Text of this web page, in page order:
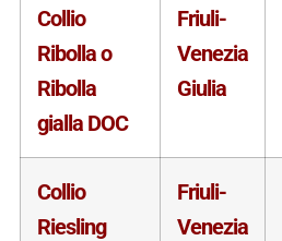
Collio
Ribolla o
Ribolla
gialla DOC
Friuli-
Venezia
Giulia
Collio
Riesling
Friuli-
Venezia